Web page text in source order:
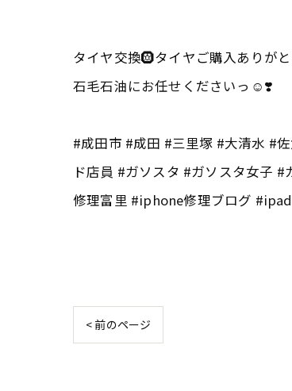
タイヤ交換🛞タイヤご購入ありが
石毛石油にお任せくださいっ☺️❣️
#成田市 #成田 #三里塚 #大清水 #
ド店員 #ガソスタ #ガソスタ女子
修理富里 #iphone修理ブログ
< 前のページ